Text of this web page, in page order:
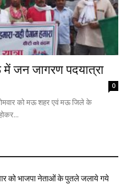
जन जागरण पदयात्रा
0
को मऊ शहर एवं मऊ जिले के
को भाजपा नेताओं के पुतले जलाये गये